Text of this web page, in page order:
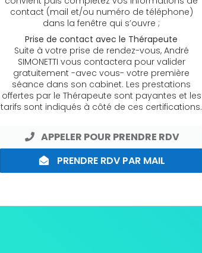
contact (mail et/ou numéro de téléphone)
dans la fenêtre qui s’ouvre ;
Prise de contact avec le Thérapeute
Suite à votre prise de rendez-vous, André
SIMONETTI vous contactera pour valider
gratuitement -avec vous- votre première
séance dans son cabinet. Les prestations
offertes par le Thérapeute sont payantes et les
tarifs sont indiqués à côté de ces certifications.
APPELER POUR PRENDRE RDV
PRENDRE RDV PAR MAIL